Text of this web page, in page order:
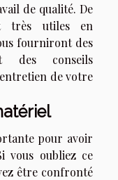
de qualité. De
très utiles en
fourniront des
des conseils
de votre
pour avoir
vous oubliez ce
être confronté